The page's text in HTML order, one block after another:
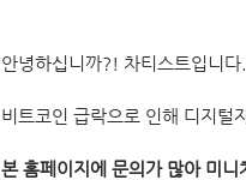
안녕하십니까?! 차티스트입니다.
비트코인 급락으로 인해 디지털
본 홈페이지에 문의가 많아 미